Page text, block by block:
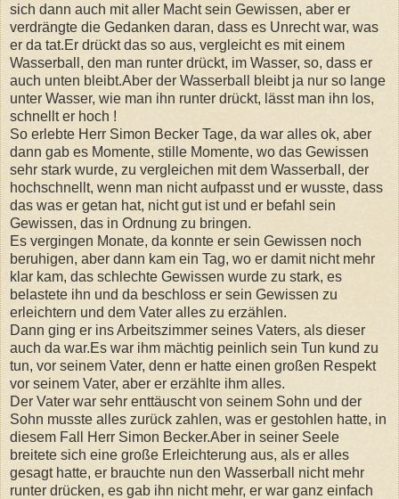
sich dann auch mit aller Macht sein Gewissen, aber er
verdrängte die Gedanken daran, dass es Unrecht war, was
er da tat.Er drückt das so aus, vergleicht es mit einem
Wasserball, den man runter drückt, im Wasser, so, dass er
auch unten bleibt.Aber der Wasserball bleibt ja nur so lange
unter Wasser, wie man ihn runter drückt, lässt man ihn los,
schnellt er hoch !
So erlebte Herr Simon Becker Tage, da war alles ok, aber
dann gab es Momente, stille Momente, wo das Gewissen
sehr stark wurde, zu vergleichen mit dem Wasserball, der
hochschnellt, wenn man nicht aufpasst und er wusste, dass
das was er getan hat, nicht gut ist und er befahl sein
Gewissen, das in Ordnung zu bringen.
Es vergingen Monate, da konnte er sein Gewissen noch
beruhigen, aber dann kam ein Tag, wo er damit nicht mehr
klar kam, das schlechte Gewissen wurde zu stark, es
belastete ihn und da beschloss er sein Gewissen zu
erleichtern und dem Vater alles zu erzählen.
Dann ging er ins Arbeitszimmer seines Vaters, als dieser
auch da war.Es war ihm mächtig peinlich sein Tun kund zu
tun, vor seinem Vater, denn er hatte einen großen Respekt
vor seinem Vater, aber er erzählte ihm alles.
Der Vater war sehr enttäuscht von seinem Sohn und der
Sohn musste alles zurück zahlen, was er gestohlen hatte, in
diesem Fall Herr Simon Becker.Aber in seiner Seele
breitete sich eine große Erleichterung aus, als er alles
gesagt hatte, er brauchte nun den Wasserball nicht mehr
runter drücken, es gab ihn nicht mehr, er war ganz einfach